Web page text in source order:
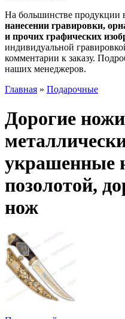
На большинстве продукции
нанесении гравировки,
и прочих графических
индивидуальной
комментарии к заказу.
наших менеджеров.
Главная » Подарочные
Дорогие
украшенные
позолотой,
нож